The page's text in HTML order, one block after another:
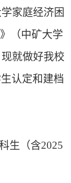
家庭经济困
（中矿大学
就做好我校
认定和建档
生（含2025